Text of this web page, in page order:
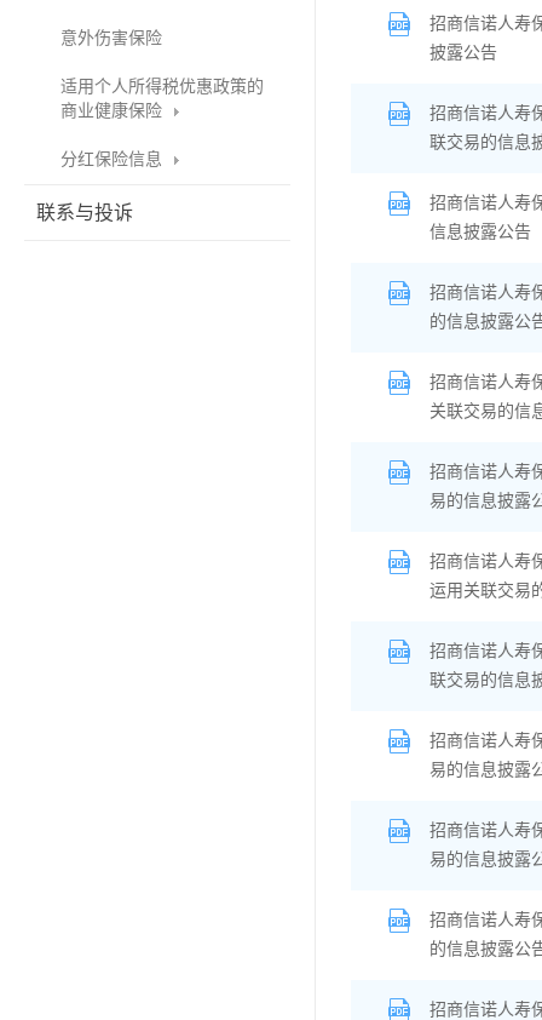
意外伤害保险
适用个人所得税优惠政策的
商业健康保险
分红保险信息
联系与投诉
招商信诺人寿
披露公告
招商信诺人寿
联交易的信息
招商信诺人寿
信息披露公告
招商信诺人寿
的信息披露公
招商信诺人寿
关联交易的信
招商信诺人寿
易的信息披露
招商信诺人寿
运用关联交易
招商信诺人寿
联交易的信息
招商信诺人寿
易的信息披露
招商信诺人寿
易的信息披露
招商信诺人寿
的信息披露公
招商信诺人寿